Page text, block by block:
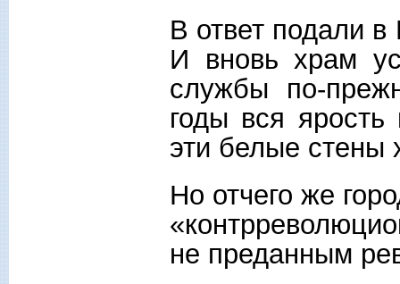
В ответ подали
И вновь храм
службы по-
годы вся
эти белые стены
Но отчего же
не преданным